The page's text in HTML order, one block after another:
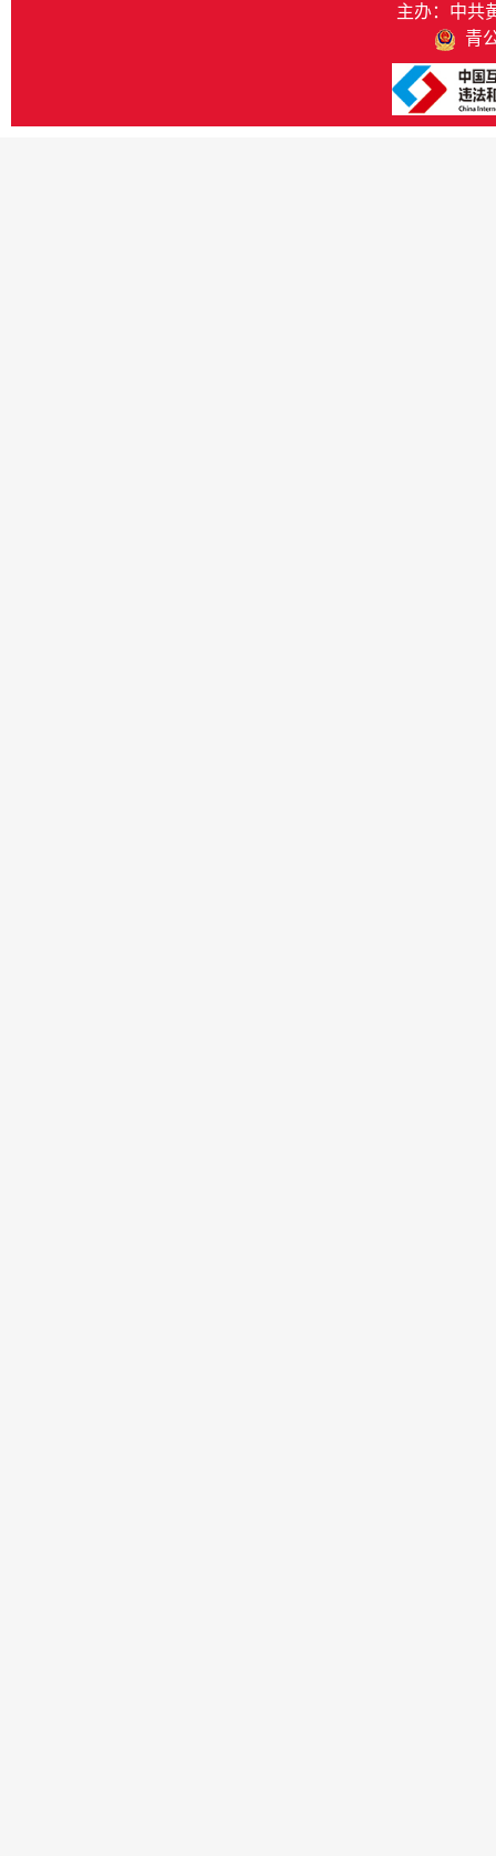
主办：中共
青